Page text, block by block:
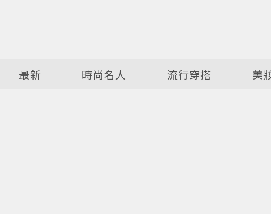
最新 時尚名人 流行穿搭 美